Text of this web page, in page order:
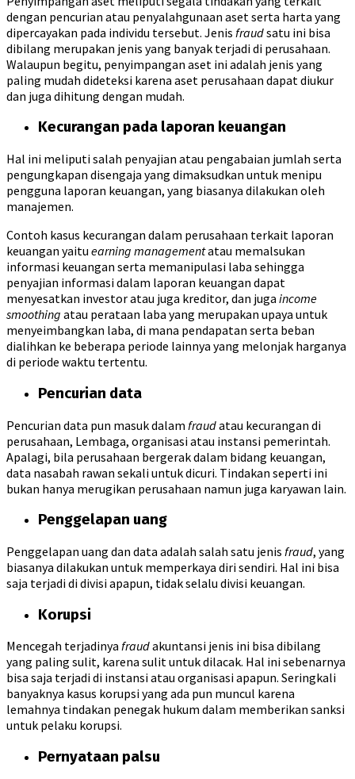
dengan pencurian atau penyalahgunaan aset serta harta yang
dipercayakan pada individu tersebut. Jenis fraudsatu ini bisa
dibilang merupakan jenis yang banyak terjadi di perusahaan.
Walaupun begitu, penyimpangan aset ini adalah jenis yang
paling mudah dideteksi karena aset perusahaan dapat diukur
dan juga dihitung dengan mudah.
Kecurangan pada laporan keuangan
Hal ini meliputi salah penyajian atau pengabaian jumlah serta
pengungkapan disengaja yang dimaksudkan untuk menipu
pengguna laporan keuangan, yang biasanya dilakukan oleh
manajemen.
Contoh kasus kecurangan dalam perusahaan terkait laporan
keuangan yaitu earning managementatau memalsukan
informasi keuangan serta memanipulasi laba sehingga
penyajian informasi dalam laporan keuangan dapat
menyesatkan investor atau juga kreditor, dan juga income
smoothing atau perataan laba yang merupakan upaya untuk
menyeimbangkan laba, di mana pendapatan serta beban
dialihkan ke beberapa periode lainnya yang melonjak harganya
di periode waktu tertentu.
Pencurian data
Pencurian data pun masuk dalam fraudatau kecurangan di
perusahaan, Lembaga, organisasi atau instansi pemerintah.
Apalagi, bila perusahaan bergerak dalam bidang keuangan,
data nasabah rawan sekali untuk dicuri. Tindakan seperti ini
bukan hanya merugikan perusahaan namun juga karyawan lain.
Penggelapan uang
Penggelapan uang dan data adalah salah satu jenis fraud, yang
biasanya dilakukan untuk memperkaya diri sendiri. Hal ini bisa
saja terjadi di divisi apapun, tidak selalu divisi keuangan.
Korupsi
Mencegah terjadinya fraudakuntansi jenis ini bisa dibilang
yang paling sulit, karena sulit untuk dilacak. Hal ini sebenarnya
bisa saja terjadi di instansi atau organisasi apapun. Seringkali
banyaknya kasus korupsi yang ada pun muncul karena
lemahnya tindakan penegak hukum dalam memberikan sanksi
untuk pelaku korupsi.
Pernyataan palsu